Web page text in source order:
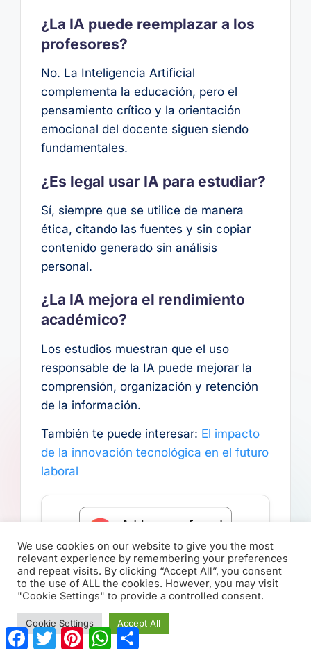
¿La IA puede reemplazar a los
profesores?
No. La Inteligencia Artificial
complementa la educación, pero el
pensamiento crítico y la orientación
emocional del docente siguen siendo
fundamentales.
¿Es legal usar IA para estudiar?
Sí, siempre que se utilice de manera
ética, citando las fuentes y sin copiar
contenido generado sin análisis
personal.
¿La IA mejora el rendimiento
académico?
Los estudios muestran que el uso
responsable de la IA puede mejorar la
comprensión, organización y retención
de la información.
También te puede interesar: El impacto
de la innovación tecnológica en el futuro
laboral
Make Swikblog your go-to source
on Google for reliable updates,
smart insights, and daily trends.
F
a
T
w
P
W
h
C
We use cookies on our website to give you the most
relevant experience by remembering your preferences
and repeat visits. By clicking “Accept All”, you consent
to the use of ALL the cookies. However, you may visit
"Cookie Settings" to provide a controlled consent.
Cookie Settings Accept All